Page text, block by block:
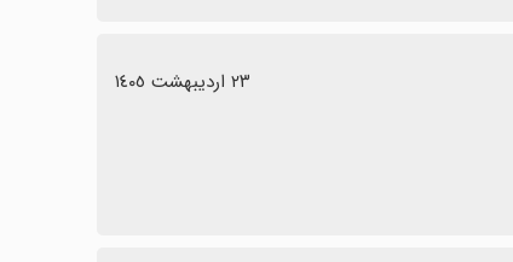
٢٣ اردیبهشت ١٤٠٥